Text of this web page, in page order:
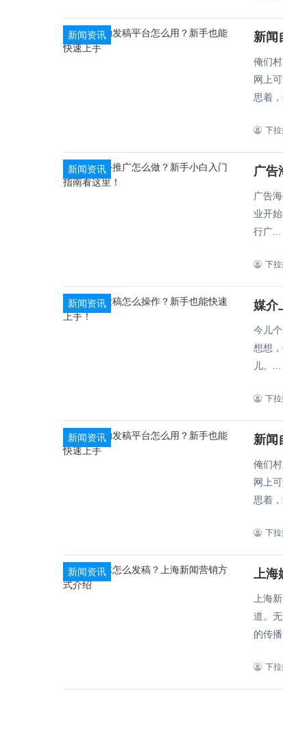
新闻资讯 新闻
俺们
网上
思着
下
新闻资讯 广告
广告海外推
业开
行广...
下
新闻资讯 媒介
今儿
想想
儿。...
下
新闻资讯 新闻
俺们
网上
思着
下
新闻资讯 上海
上海
道。
的传
下